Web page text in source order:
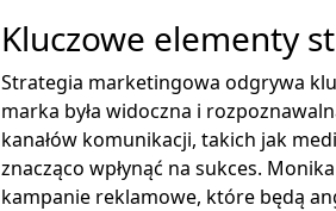
Kluczowe elementy
Strategia marketingowa odgrywa
marka była widoczna i
kanałów komunikacji, takich jak
znacząco wpłynąć na sukces.
kampanie reklamowe, które będą